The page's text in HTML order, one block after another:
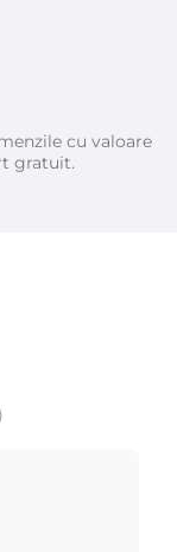
cu valoare
gratuit.